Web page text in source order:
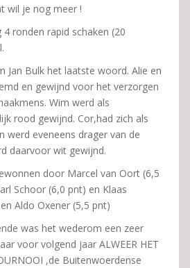
wil je nog meer !
ronden rapid schaken (20
Jan Bulk het laatste woord. Alie en
en gewijnd voor het verzorgen
Wim werd als
rood gewijnd. Cor,had zich als
werd eveneens drager van de
daarvoor wit gewijnd.
door Marcel van Oort (6,5
Schoor (6,0 pnt) en Klaas
Aldo Oxener (5,5 pnt)
was het wederom een zeer
voor volgend jaar ALWEER HET
,de Buitenwoerdense